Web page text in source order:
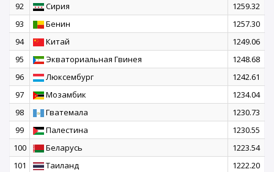
92
Сирия
1259.32
93
Бенин
1257.30
94
Китай
1249.06
95
Экваториальная Гвинея
1248.68
96
Люксембург
1242.61
97
Мозамбик
1234.04
98
Гватемала
1230.73
99
Палестина
1230.55
100
Беларусь
1223.54
101
Таиланд
1222.20